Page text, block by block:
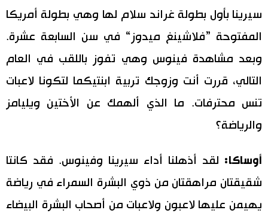
سيرينا بأول بطولة غراند سلام لها وهي بطولة أمريكا
المفتوحة ”فلاشينغ ميدوز“ في سن السابعة عشرة.
وبعد مشاهدة فينوس وهي تفوز باللقب في العام
التالي، قررت أنت وزوجك تربية ابنتيكما لتكونا لاعبات
تنس محترفات. ما الذي ألهمك عن الأختين ويليامز
والرياضة؟
أوساكا: لقد أذهلنا أداء سيرينا وفينوس. فقد كانتا
شقيقتان مراهقتان من ذوي البشرة السمراء في رياضة
يهيمن عليها لاعبون ولاعبات من أصحاب البشرة البيضاء